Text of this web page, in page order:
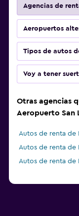
Agencias de
Aeropuertos
Tipos de autos
Voy a tener
Otras agencias
Aeropuerto San
Autos de renta de
Autos de renta de
Autos de renta de